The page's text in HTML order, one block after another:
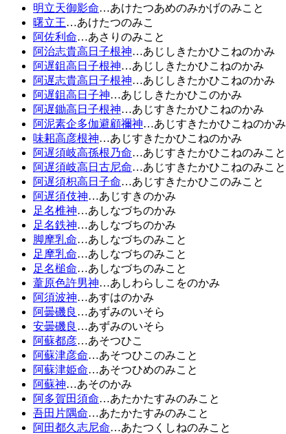
明立天御影命…あけたつあめのみかげのみこと
曙立王…あけたつのみこ
阿佐利命…あさりのみこと
阿治志貴高日子根神…あじしきたかひこねのかみ
阿遅鉏高日子根神…あじしきたかひこねのかみ
阿遅志貴高日子根神…あじしきたかひこねのかみ
阿遅鉏高日子神…あじしきたかひこのかみ
阿遅鋤高日子根神…あじすきたかひこねのかみ
阿泥素企多伽避顧禰神…あじすきたかひこねのかみ
味耜高彦根神…あじすきたかひこねのかみ
阿遅須岐高孫根乃命…あじすきたかひこねのみこと
阿遅須岐高日古尼命…あじすきたかひこねのみこと
阿遅須枳高日子命…あじすきたかひこのみこと
阿遅須伎神…あじすきのかみ
足名椎神…あしなづちのかみ
足名鉄神…あしなづちのかみ
脚摩乳命…あしなづちのみこと
足摩乳命…あしなづちのみこと
足名槌命…あしなづちのみこと
葦原色許男神…あしわらしこをのかみ
阿須波神…あすはのかみ
阿曇磯良 …あずみのいそら
安曇磯良 …あずみのいそら
阿蘇都彦…あそつひこ
阿蘇津彦命…あそつひこのみこと
阿蘇津姫命…あそつひめのみこと
阿蘇神…あそのかみ
阿多賀田須命…あたかたすみのみこと
吾田片隅命…あたかたすみのみこと
阿田都久志尼命…あたつくしねのみこと